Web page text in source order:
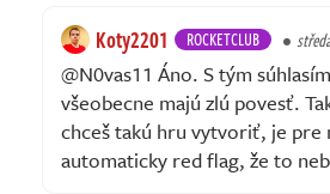
Koty2201 ROCKETCLUB
@N0vas11 Áno. S tým
všeobecne majú zlú povesť.
chceš takú hru vytvoriť, je pre
automaticky red flag, že to